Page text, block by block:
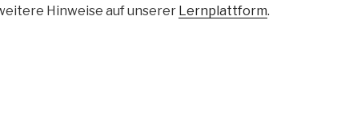
Hinweise auf unserer Lernplattform.